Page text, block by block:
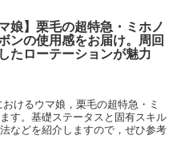
マ娘】栗毛の超特急・ミホノ
ンの使用感をお届け。周回
たローテーションが魅力
けるウマ娘，栗毛の超特急・ミ
す。基礎ステータスと固有スキル
などを紹介しますので，ぜひ参考